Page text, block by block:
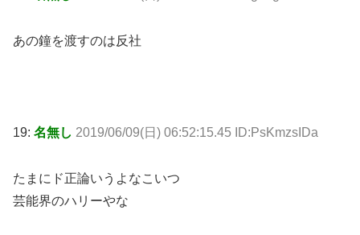
あの鐘を渡すのは反社
19: 名無し 2019/06/09(日) 06:52:15.45 ID:PsKmzsIDa
たまにド正論いうよなこいつ
芸能界のハリーやな